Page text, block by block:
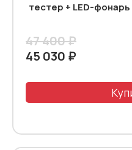
тестер + LED-
47 400 ₽
45 030 ₽